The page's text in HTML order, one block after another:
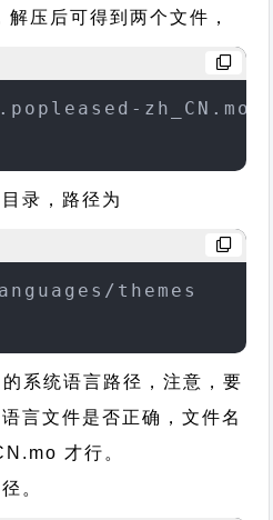
压后可得到两个文件，
zh_CN.mo
录，路径为
themes
系统语言路径，注意，要
言文件是否正确，文件名
才行。
。